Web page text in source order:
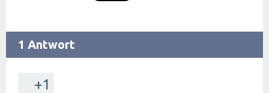
1 Antwort
+1